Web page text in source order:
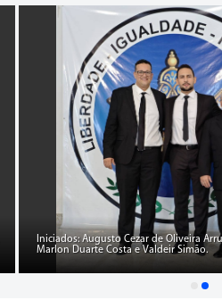
Iniciados: Augusto Cezar de Oliveira
Marlon Duarte Costa e Valdeir Simão.